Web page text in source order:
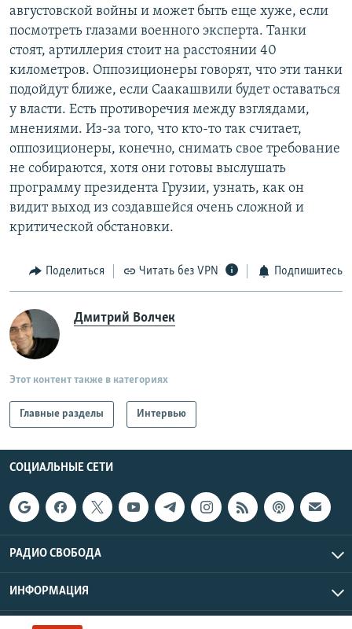
августовской войны и может быть еще хуже, если
посмотреть глазами военного эксперта. Танки
стоят, артиллерия стоит на расстоянии 40
километров. Оппозиционеры говорят, что эти танки
подойдут ближе, если Саакашвили будет оставаться
у власти. Есть противоречия между взглядами,
мнениями. Из-за того, что кто-то так считает,
оппозиционеры, конечно, снимать свое требование
не собираются, хотя они готовы выслушать
программу президента Грузии, узнать, как он
видит выход из создавшейся очень сложной и
критической обстановки.
Поделиться Читать без VPN Подпишитесь
Дмитрий Волчек
Этот контент также в категориях
Главные разделы Интервью
СОЦИАЛЬНЫЕ СЕТИ
РАДИО СВОБОДА
ИНФОРМАЦИЯ